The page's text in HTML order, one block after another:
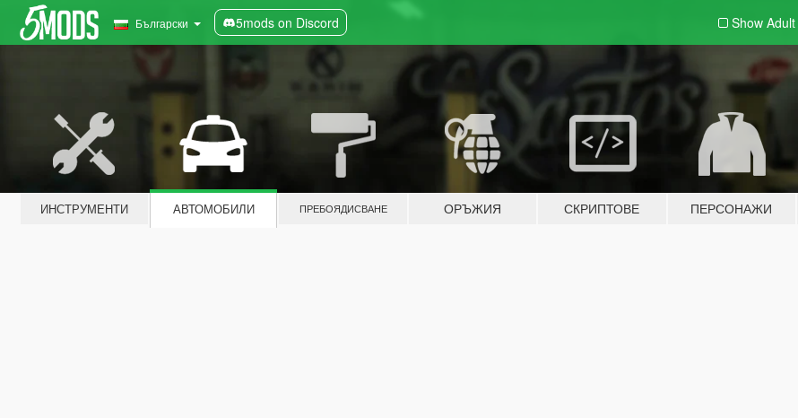
Български 5mods on Discord Show Adult
ИНСТРУМЕНТИ АВТОМОБИЛИ ПРЕБОЯДИСВАНЕ ОРЪЖИЯ СКРИПТОВЕ ПЕРСОНАЖИ